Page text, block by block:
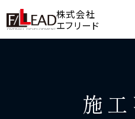
株式会社
エフリード
施